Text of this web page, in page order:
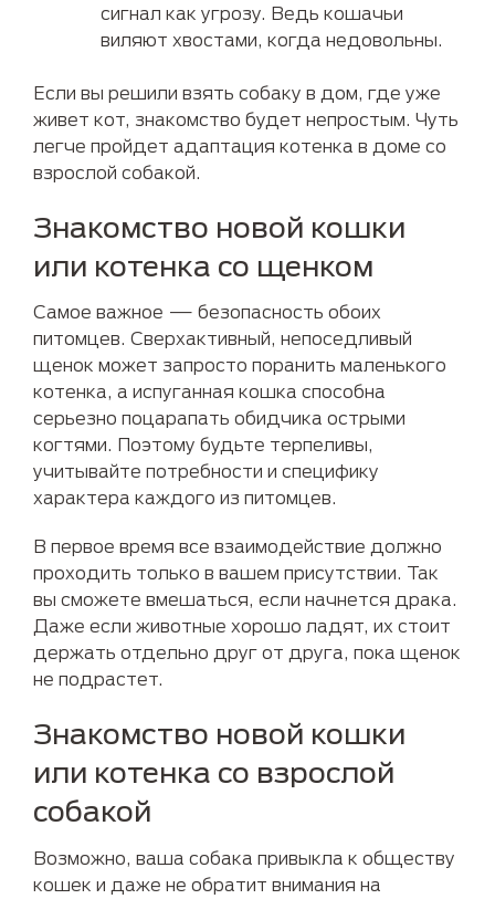
сигнал как угрозу. Ведь кошачьи
виляют хвостами, когда недовольны.
Если вы решили взять собаку в дом, где уже
живет кот, знакомство будет непростым. Чуть
легче пройдет адаптация котенка в доме со
взрослой собакой.
Знакомство новой кошки
или котенка со щенком
Самое важное — безопасность обоих
питомцев. Сверхактивный, непоседливый
щенок может запросто поранить маленького
котенка, а испуганная кошка способна
серьезно поцарапать обидчика острыми
когтями. Поэтому будьте терпеливы,
учитывайте потребности и специфику
характера каждого из питомцев.
В первое время все взаимодействие должно
проходить только в вашем присутствии. Так
вы сможете вмешаться, если начнется драка.
Даже если животные хорошо ладят, их стоит
держать отдельно друг от друга, пока щенок
не подрастет.
Знакомство новой кошки
или котенка со взрослой
собакой
Возможно, ваша собака привыкла к обществу
кошек и даже не обратит внимания на